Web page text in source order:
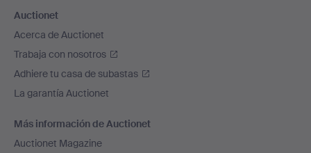
Auctionet
Acerca de Auctionet
Trabaja con nosotros
Adhiere tu casa de subastas
La garantía Auctionet
Más información de Auctionet
Auctionet Magazine